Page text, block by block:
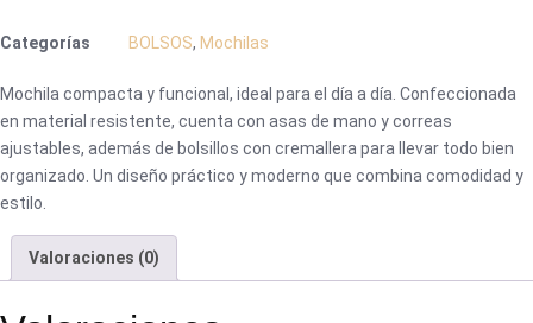
Categorías BOLSOS, Mochilas
Mochila compacta y funcional, ideal para el día a día. Confeccionada
en material resistente, cuenta con asas de mano y correas
ajustables, además de bolsillos con cremallera para llevar todo bien
organizado. Un diseño práctico y moderno que combina comodidad y
estilo.
Valoraciones (0)